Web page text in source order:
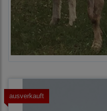
ausverkauft